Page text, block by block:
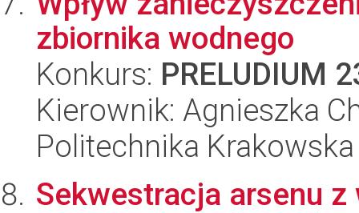
zbiornika wodnego
Konkurs: PRELUDIUM
Kierownik: Agnieszka
Politechnika
Sekwestracja arsenu